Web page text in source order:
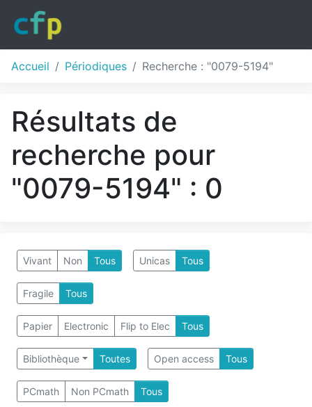
Accueil Périodiques Recherche : "0079-5194"
Résultats de
recherche pour
"0079-5194" : 0
Vivant Non Tous Unicas Tous
Fragile Tous
Papier Electronic Flip to Elec Tous
Bibliothèque Toutes Open access Tous
PCmath Non PCmath Tous